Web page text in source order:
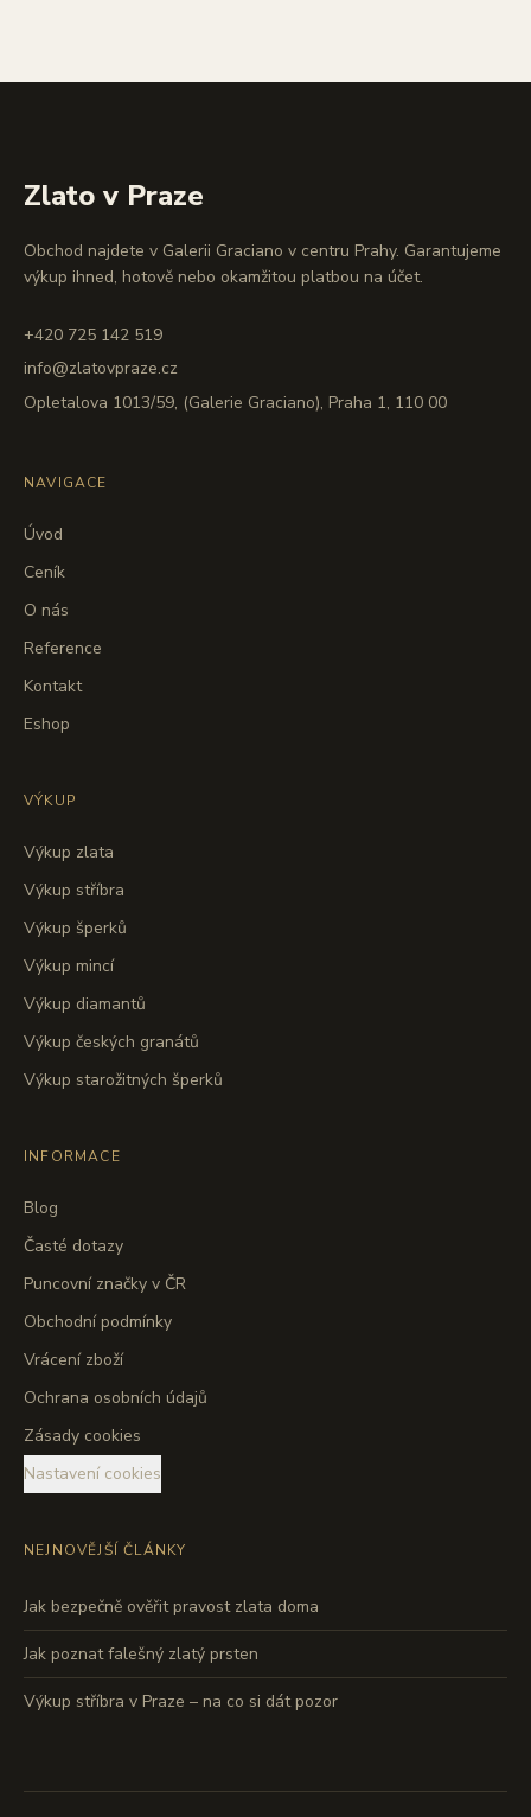
Zlato v Praze
Obchod najdete v Galerii Graciano v centru Prahy. Garantujeme
výkup ihned, hotově nebo okamžitou platbou na účet.
+420 725 142 519
info@zlatovpraze.cz
Opletalova 1013/59, (Galerie Graciano), Praha 1, 110 00
NAVIGACE
Úvod
Ceník
O nás
Reference
Kontakt
Eshop
VÝKUP
Výkup zlata
Výkup stříbra
Výkup šperků
Výkup mincí
Výkup diamantů
Výkup českých granátů
Výkup starožitných šperků
INFORMACE
Blog
Časté dotazy
Puncovní značky v ČR
Obchodní podmínky
Vrácení zboží
Ochrana osobních údajů
Zásady cookies
Nastavení cookies
NEJNOVĚJŠÍ ČLÁNKY
Jak bezpečně ověřit pravost zlata doma
Jak poznat falešný zlatý prsten
Výkup stříbra v Praze – na co si dát pozor